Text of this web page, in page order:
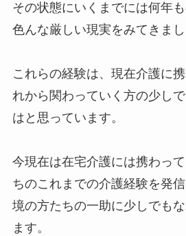
その状態にいくまでには何年
色んな厳しい現実をみてきまし
これらの経験は、現在介護に
れから関わっていく方の少し
はと思っています。
今現在は在宅介護には携わっ
ちのこれまでの介護経験を発
境の方たちの一助に少しでも
ます。